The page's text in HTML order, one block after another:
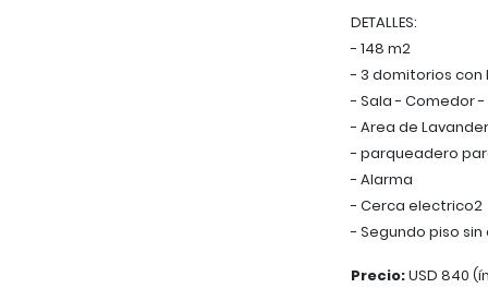
DETALLES:
- 148 m2
- 3 domitorios con
- Sala - Comedor -
- Area de
- parqueadero
- Alarma
- Cerca electrico2
- Segundo piso
Precio:USD 840